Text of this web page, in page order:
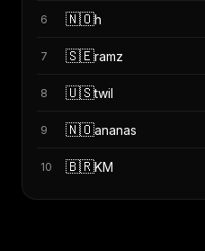
6 🇳🇴h
7 🇸🇪ramz
8 🇺🇸twil
9 🇳🇴ananas
10 🇧🇷KM